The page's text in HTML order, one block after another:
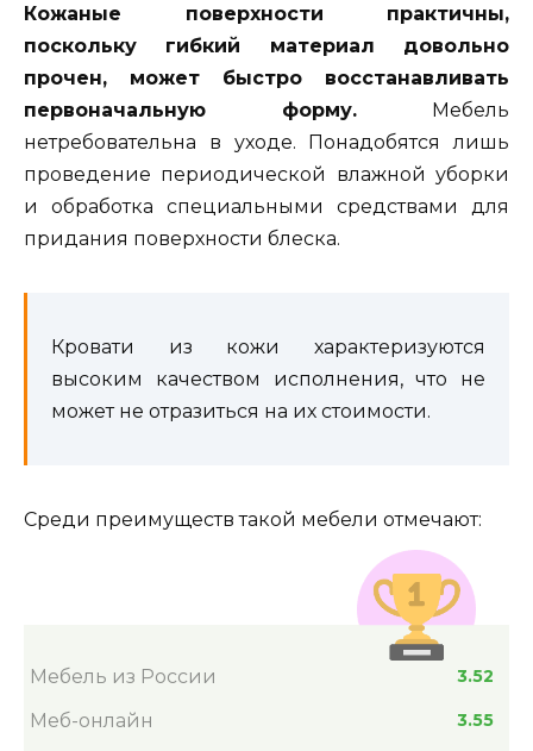
Кожаные поверхности практичны,
поскольку гибкий материал довольно
прочен, может быстро восстанавливать
первоначальную форму. Мебель
нетребовательна в уходе. Понадобятся лишь
проведение периодической влажной уборки
и обработка специальными средствами для
придания поверхности блеска.
Кровати из кожи характеризуются
высоким качеством исполнения, что не
может не отразиться на их стоимости.
Среди преимуществ такой мебели отмечают:
Мебель из России 3.52
Меб-онлайн 3.55